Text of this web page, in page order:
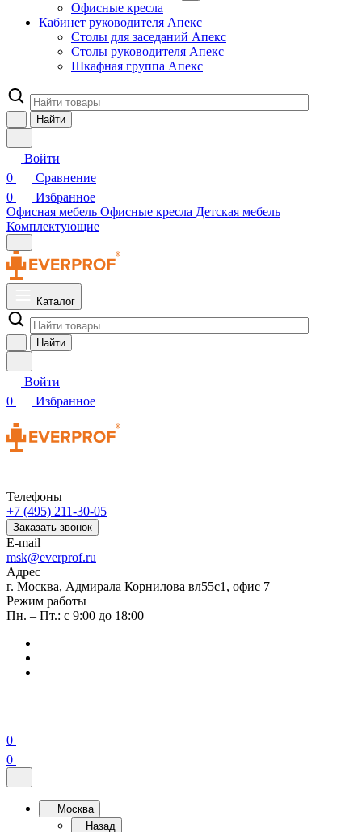
Офисные кресла
Кабинет руководителя Апекс
Столы для заседаний Апекс
Столы руководителя Апекс
Шкафная группа Апекс
Найти
Войти
0
Сравнение
0
Избранное
Офисная мебель Офисные кресла Детская мебель
Комплектующие
Каталог
Найти
Войти
0
Избранное
Телефоны
+7 (495) 211-30-05
Заказать звонок
E-mail
msk@everprof.ru
Адрес
г. Москва, Адмирала Корнилова вл55с1, офис 7
Режим работы
Пн. – Пт.: с 9:00 до 18:00
0
0
Москва
Назад